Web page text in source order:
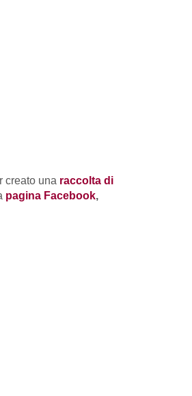
creato una raccolta di
pagina Facebook,